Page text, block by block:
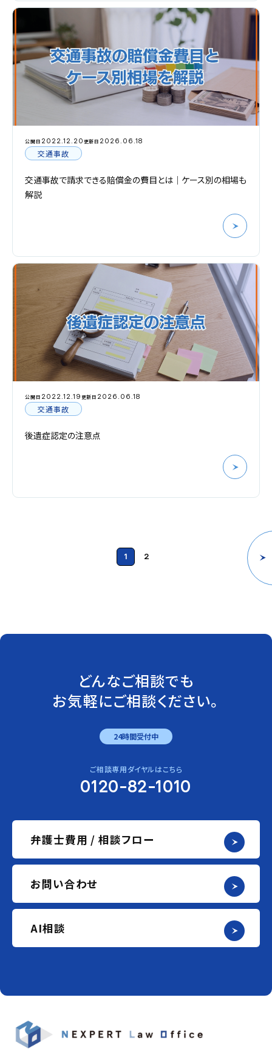
公開日 2022.12.20 更新日 2026.06.18
交通事故
交通事故で請求できる賠償金の費目とは｜ケース別の相場も
解説
公開日 2022.12.19 更新日 2026.06.18
交通事故
後遺症認定の注意点
1 2
どんなご相談でも
お気軽にご相談ください。
24時間受付中
ご相談専用ダイヤルはこちら
0120-82-1010
弁護士費用 / 相談フロー
お問い合わせ
AI相談